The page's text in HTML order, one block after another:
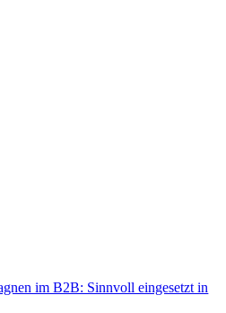
im B2B: Sinn­voll ein­ge­setzt in